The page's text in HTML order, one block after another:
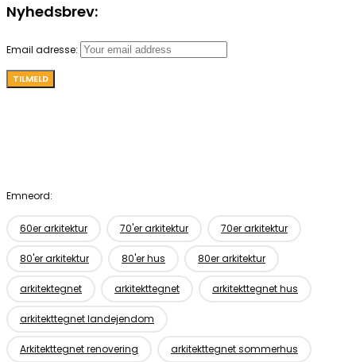
Nyhedsbrev:
Email adresse:
Emneord:
60er arkitektur 70'er arkitektur 70er arkitektur
80'er arkitektur 80'er hus 80er arkitektur
arkitektegnet arkitekttegnet arkitekttegnet hus
arkitekttegnet landejendom
Arkitekttegnet renovering arkitekttegnet sommerhus